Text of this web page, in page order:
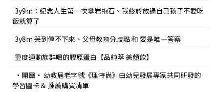
3y9m：紀念人生第一次攀岩抱石、我終於放過自己孩子不愛吃
飯就算了
3y8m 哭到停不下來、父母教育分歧點 和 愛是唯一答案
重度運動族群喝的膠原蛋白【品純萃 美顏飲】
•開團• 幼教屆老字號《理特尚》由幼兒發展專家共同研發的
學習圖卡＆ 推薦購買清單